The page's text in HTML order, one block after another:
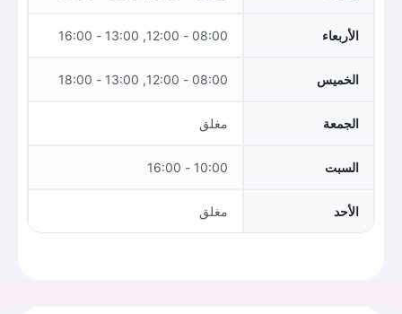
الأربعاء 08:00 - 12:00, 13:00 - 16:00
الخميس 08:00 - 12:00, 13:00 - 18:00
الجمعة مغلق
السبت 10:00 - 16:00
الأحد مغلق